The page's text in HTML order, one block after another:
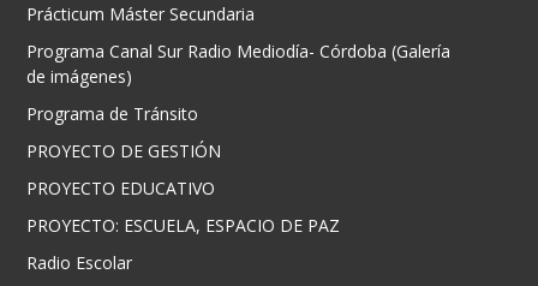
Prácticum Máster Secundaria
Programa Canal Sur Radio Mediodía- Córdoba (Galería
de imágenes)
Programa de Tránsito
PROYECTO DE GESTIÓN
PROYECTO EDUCATIVO
PROYECTO: ESCUELA, ESPACIO DE PAZ
Radio Escolar